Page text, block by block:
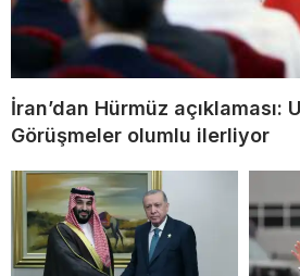
İran’dan Hürmüz açıklaması:
Görüşmeler olumlu ilerliyor